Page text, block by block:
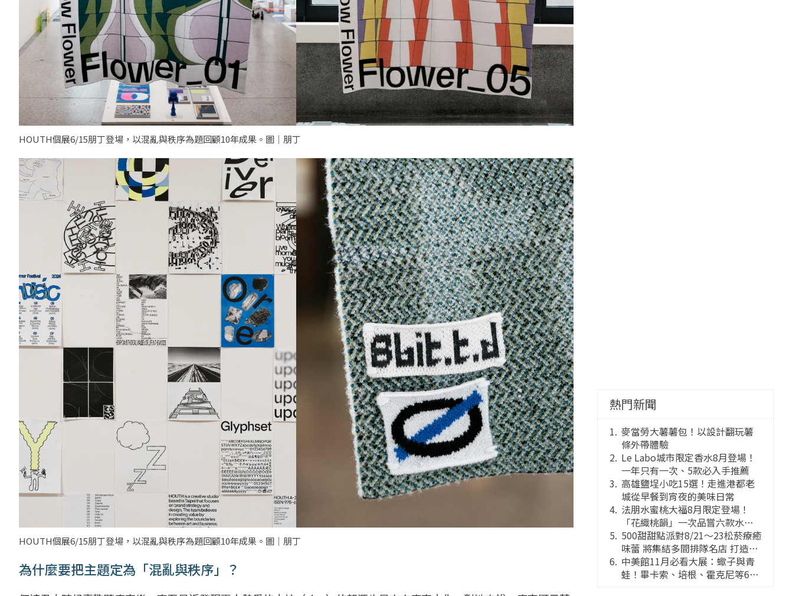
HOUTH個展6/15朋丁登場，以混亂與秩序為題回顧10年成果。圖｜朋丁
HOUTH個展6/15朋丁登場，以混亂與秩序為題回顧10年成果。圖｜朋丁
為什麼要把主題定為「混亂與秩序」？
熱門新聞
麥當勞大薯薯包！以設計翻玩薯
條外帶體驗
Le Labo城市限定香水8月登場！
一年只有一次、5款必入手推薦
高雄鹽埕小吃15選！走進港都老
城從早餐到宵夜的美味日常
法朋水蜜桃大福8月限定登場！
「花織桃韻」一次品嘗六款水蜜
桃花果大福
500甜甜點派對8/21～23松菸療癒
味蕾 將集結多間排隊名店 打造靈
感創意的舞台
中美館11月必看大展：蠍子與青
蛙！畢卡索、培根、霍克尼等66